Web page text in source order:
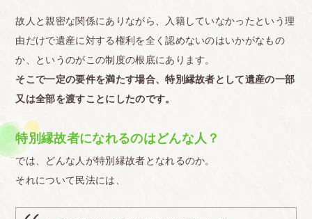
故人と親密な関係にありながら、入籍していなかったという理
由だけで遺産に対する権利を全く認めないのはいかがなもの
か、というのがこの制度の根底にあります。
そこで一定の要件を満たす場合、特別縁故者として遺産の一部
又は全部を渡すことにしたのです。
特別縁故者になれるのはどんな人？
では、どんな人が特別縁故者となれるのか。
それについて民法には、